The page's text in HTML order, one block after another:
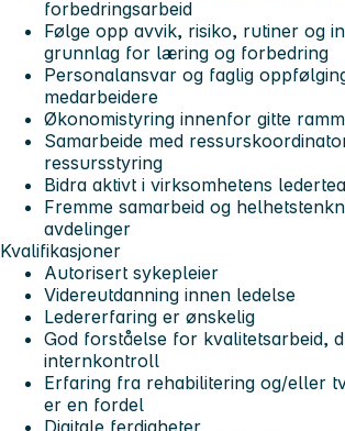
forbedringsarbeid
Følge opp avvik, risiko, rutiner og
grunnlag for læring og forbedring
Personalansvar og faglig
medarbeidere
Økonomistyring innenfor gitte
Samarbeide med
ressursstyring
Bidra aktivt i virksomhetens
Fremme samarbeid og
avdelinger
Kvalifikasjoner
Autorisert sykepleier
Videreutdanning innen ledelse
Ledererfaring er ønskelig
God forståelse for kvalitetsarbeid,
internkontroll
Erfaring fra rehabilitering og/eller
er en fordel